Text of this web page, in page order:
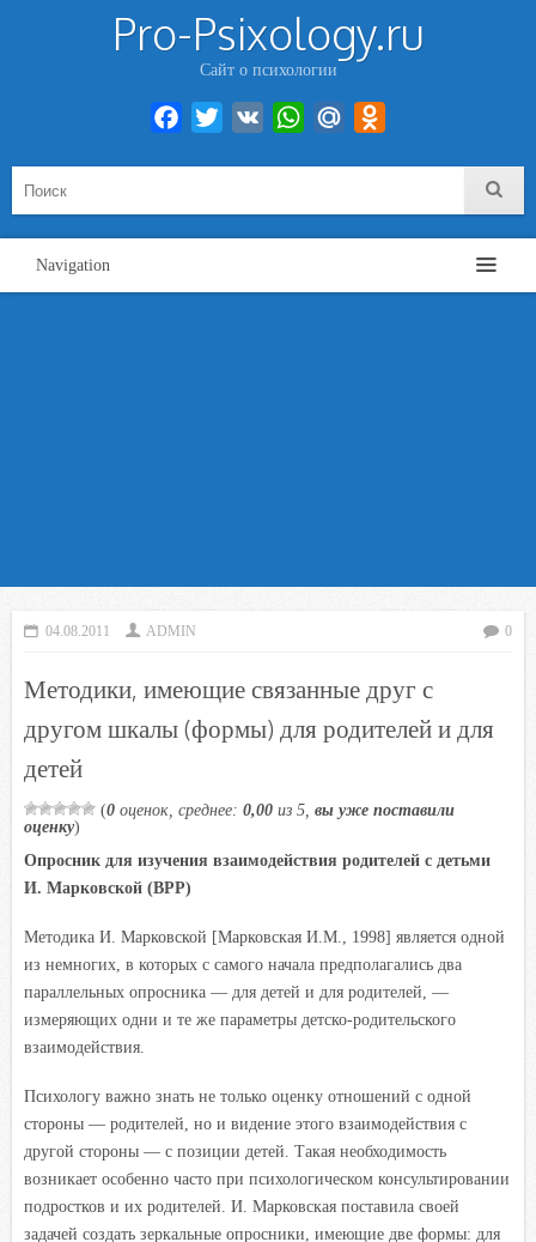
Pro-Psixology.ru
Сайт о психологии
Facebook
Twitter VK WhatsAppMail.Ru
Navigation
04.08.2011 ADMIN 0
Методики, имеющие связанные друг с
другом шкалы (формы) для родителей и для
детей
(0 оценок, среднее: 0,00 из 5, вы уже поставили
оценку)
Опросник для изучения взаимодействия родителей с детьми
И. Марковской (ВРР)
Методика И. Марковской [Марковская И.М., 1998] является одной
из немногих, в которых с самого начала предполагались два
параллельных опросника — для детей и для родителей, —
измеряющих одни и те же параметры детско-родительского
взаимодействия.
Психологу важно знать не только оценку отношений с одной
стороны — родителей, но и видение этого взаимодействия с
другой стороны — с позиции детей. Такая необходимость
возникает особенно часто при психологическом консультировании
подростков и их родителей. И. Марковская поставила своей
задачей создать зеркальные опросники, имеющие две формы: для